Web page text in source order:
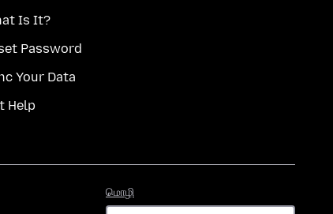
Is It?
Password
Your Data
Help
மொழி